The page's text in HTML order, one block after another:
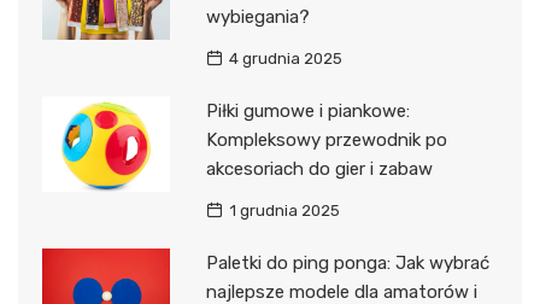
wybiegania?
4 grudnia 2025
Piłki gumowe i piankowe:
Kompleksowy przewodnik po
akcesoriach do gier i zabaw
1 grudnia 2025
Paletki do ping ponga: Jak wybrać
najlepsze modele dla amatorów i